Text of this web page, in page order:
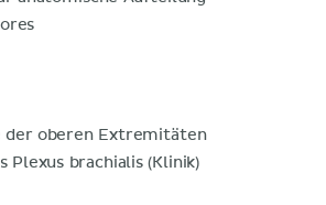
der oberen Extremitäten
Plexus brachialis (Klinik)